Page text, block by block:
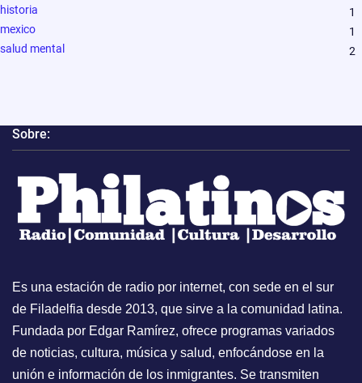
historia
1
mexico
1
salud mental
2
Sobre:
Es una estación de radio por internet, con sede en el sur
de Filadelfia desde 2013, que sirve a la comunidad latina.
Fundada por Edgar Ramírez, ofrece programas variados
de noticias, cultura, música y salud, enfocándose en la
unión e información de los inmigrantes. Se transmiten